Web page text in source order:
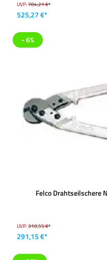
UVP:784,21 €*
525,27 €*
- 6%
Felco Drahtseilschere
UVP:310,55 €*
291,15 €*